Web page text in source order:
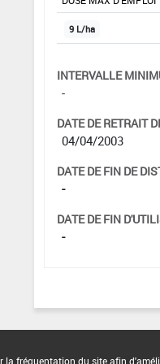
9 L/ha
INTERVALLE
-
DATE DE RETRAIT
04/04/2003
DATE DE FIN DE
-
DATE DE FIN
-
la fréquentation du site afin